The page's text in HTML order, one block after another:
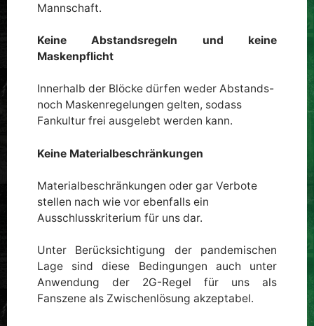
Mannschaft.
Keine Abstandsregeln und keine
Maskenpflicht
Innerhalb der Blöcke dürfen weder Abstands-
noch Maskenregelungen gelten, sodass
Fankultur frei ausgelebt werden kann.
Keine Materialbeschränkungen
Materialbeschränkungen oder gar Verbote
stellen nach wie vor ebenfalls ein
Ausschlusskriterium für uns dar.
Unter Berücksichtigung der pandemischen
Lage sind diese Bedingungen auch unter
Anwendung der 2G-Regel für uns als
Fanszene als Zwischenlösung akzeptabel.